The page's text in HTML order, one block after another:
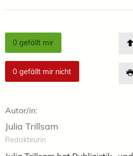
0 gefällt mir
0 gefällt mir nicht
Autor/in:
Julia Trillsam
Redakteurin